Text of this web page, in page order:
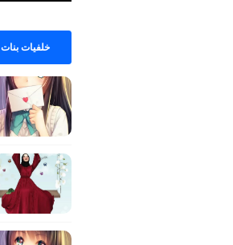
خلفيات بنات